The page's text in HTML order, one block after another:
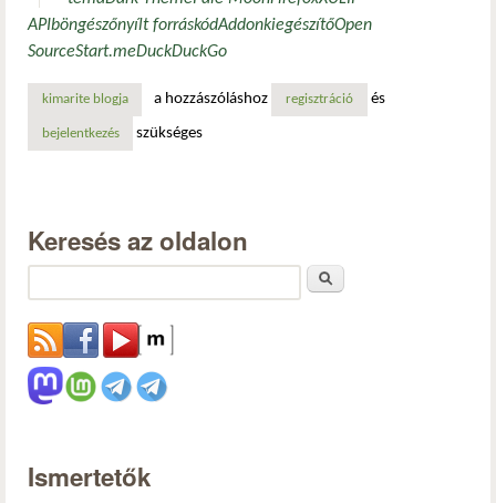
APIböngészőnyílt forráskódAddonkiegészítőOpen
SourceStart.meDuckDuckGo
kimarite blogja a hozzászóláshoz regisztráció és
bejelentkezés szükséges
Keresés az oldalon
Ismertetők